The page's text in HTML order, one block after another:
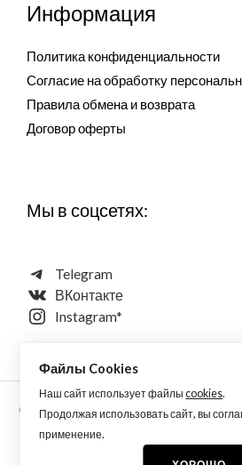
Информация
Политика конфиденциальности
Согласие на обработку
Правила обмена и возврата
Договор оферты
Мы в соцсетях:
Telegram
ВКонтакте
Instagram*
Copyright © 2026 Aquarellewings -
работы по старинным
Файлы Cookies
Наш сайт использует файлыcookies.
Продолжая использовать сайт, вы
применение.